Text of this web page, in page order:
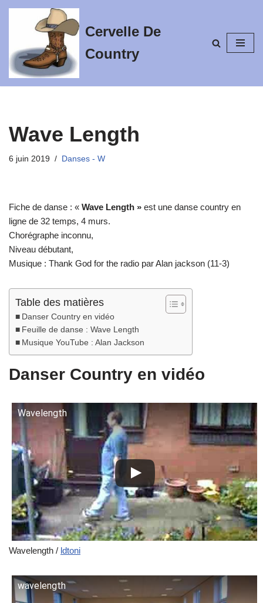
contenu
Cervelle De
Country
Wave Length
6 juin 2019 Danses - W
Fiche de danse : « Wave Length » est une danse country en
ligne de 32 temps, 4 murs.
Chorégraphe inconnu,
Niveau débutant,
Musique : Thank God for the radio par Alan jackson (11-3)
Table des matières
Danser Country en vidéo
Feuille de danse : Wave Length
Musique YouTube : Alan Jackson
Danser Country en vidéo
Wavelength
Wavelength / ldtoni
wavelength